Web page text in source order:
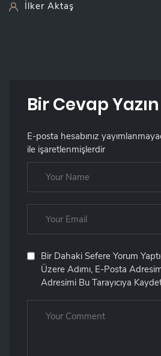
İlker Aktaş
Bir Cevap Yazın
E-posta hesabınız
ile işaretlenmişlerdir
Bir Dahaki Sefere Yorum
Üzere Adımı, E-Posta
Adresimi Bu Tarayıcıya